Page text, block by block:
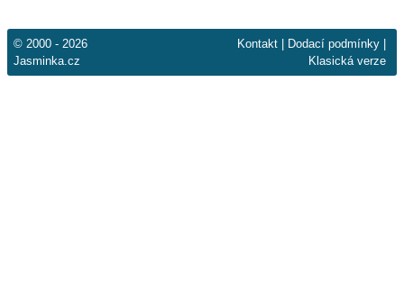
© 2000 - 2026
Jasminka.cz
Kontakt Dodací podmínky